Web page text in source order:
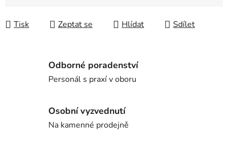
Tisk
Zeptat se Hlídat Sdílet
Odborné poradenství
Personál s praxí v oboru
Osobní vyzvednutí
Na kamenné prodejně